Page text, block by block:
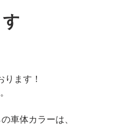
ます！
車体カラーは、